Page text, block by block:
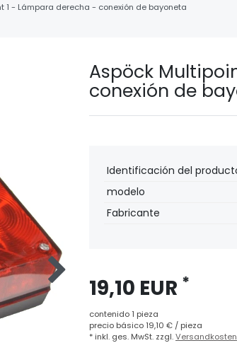
1 - Lámpara derecha - conexión de bayoneta
Aspöck
conexión de
Identificación del
modelo
Fabricante
19,10 EUR *
contenido1 pieza
precio básico19,10 € / pieza
* inkl. ges. MwSt. zzgl.Versandkosten